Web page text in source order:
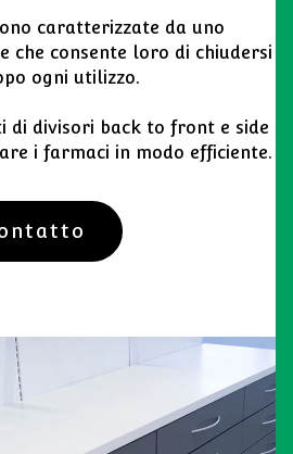
caratterizzate da uno
che consente loro di chiudersi
ogni utilizzo.
di divisori back to front e side
i farmaci in modo efficiente.